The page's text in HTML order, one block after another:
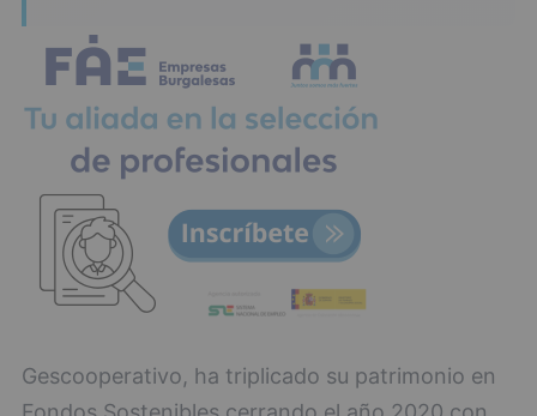
Gescooperativo, ha triplicado su patrimonio en